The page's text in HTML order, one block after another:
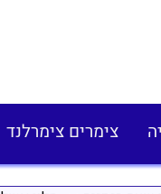
צימרים צימרלנד